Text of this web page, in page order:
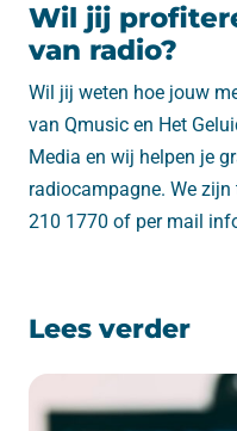
Wil jij
van radio?
Wil jij weten hoe jouw
van Qmusic en Het
Media en wij helpen je
radiocampagne. We
210 1770 of per mail
Lees verder